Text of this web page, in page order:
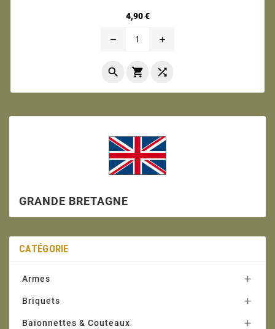
4,90 €Prix
remove add
  
GRANDE BRETAGNE
CATÉGORIE
Armes 
Briquets 
Baïonnettes & Couteaux 